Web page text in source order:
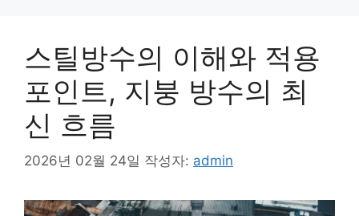
스틸방수의 이해와 적용
포인트, 지붕 방수의 최
신 흐름
2026년 02월 24일 작성자: admin